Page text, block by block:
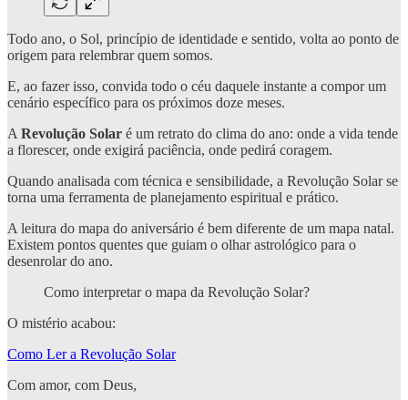
Todo ano, o Sol, princípio de identidade e sentido, volta ao ponto de
origem para relembrar quem somos.
E, ao fazer isso, convida todo o céu daquele instante a compor um
cenário específico para os próximos doze meses.
A Revolução Solar é um retrato do clima do ano: onde a vida tende
a florescer, onde exigirá paciência, onde pedirá coragem.
Quando analisada com técnica e sensibilidade, a Revolução Solar se
torna uma ferramenta de planejamento espiritual e prático.
A leitura do mapa do aniversário é bem diferente de um mapa natal.
Existem pontos quentes que guiam o olhar astrológico para o
desenrolar do ano.
Como interpretar o mapa da Revolução Solar?
O mistério acabou:
Como Ler a Revolução Solar
Com amor, com Deus,